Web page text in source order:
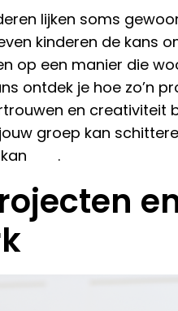
lijken soms
kinderen de kans
op een manier die
ontdek je hoe zo’n
en creativiteit
groep kan
.